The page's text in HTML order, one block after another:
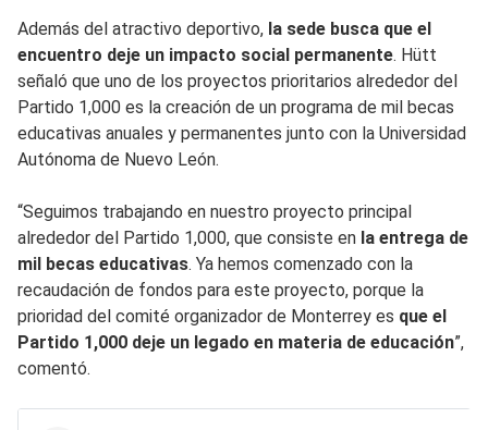
Además del atractivo deportivo, la sede busca que el
encuentro deje un impacto social permanente. Hütt
señaló que uno de los proyectos prioritarios alrededor del
Partido 1,000 es la creación de un programa de mil becas
educativas anuales y permanentes junto con la Universidad
Autónoma de Nuevo León.
“Seguimos trabajando en nuestro proyecto principal
alrededor del Partido 1,000, que consiste en la entrega de
mil becas educativas. Ya hemos comenzado con la
recaudación de fondos para este proyecto, porque la
prioridad del comité organizador de Monterrey es que el
Partido 1,000 deje un legado en materia de educación”,
comentó.